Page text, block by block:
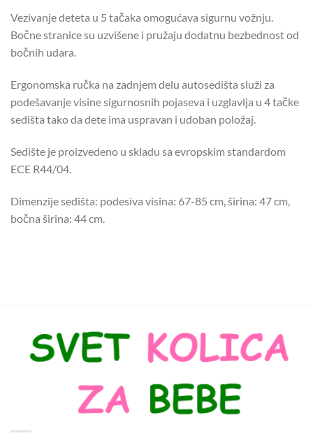
Vezivanje deteta u 5 tačaka omogućava sigurnu vožnju.
Bočne stranice su uzvišene i pružaju dodatnu bezbednost od
bočnih udara.
Ergonomska ručka na zadnjem delu autosedišta služi za
podešavanje visine sigurnosnih pojaseva i uzglavlja u 4 tačke
sedišta tako da dete ima uspravan i udoban položaj.
Sedište je proizvedeno u skladu sa evropskim standardom
ECE R44/04.
Dimenzije sedišta: podesiva visina: 67-85 cm, širina: 47 cm,
bočna širina: 44 cm.